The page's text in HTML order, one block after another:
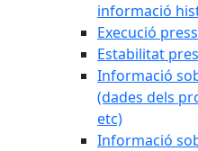
informació
Execució
Estabilitat
Informació
(dades dels
etc)
Informació